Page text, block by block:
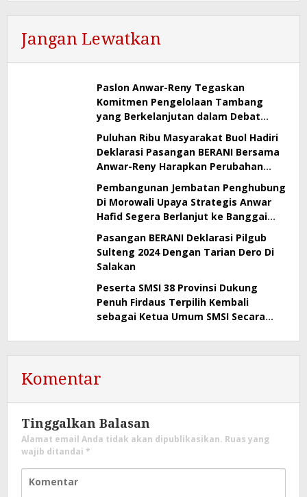
Jangan Lewatkan
Paslon Anwar-Reny Tegaskan
Komitmen Pengelolaan Tambang
yang Berkelanjutan dalam Debat
Perdana Pilgub Sulteng 2024
Puluhan Ribu Masyarakat Buol Hadiri
Deklarasi Pasangan BERANI Bersama
Anwar-Reny Harapkan Perubahan
Demi Sulteng Satu
Pembangunan Jembatan Penghubung
Di Morowali Upaya Strategis Anwar
Hafid Segera Berlanjut ke Banggai
Kepulauan dan Banggai Laut
Pasangan BERANI Deklarasi Pilgub
Sulteng 2024 Dengan Tarian Dero Di
Salakan
Peserta SMSI 38 Provinsi Dukung
Penuh Firdaus Terpilih Kembali
sebagai Ketua Umum SMSI Secara
Komentar
Tinggalkan Balasan
Alamat email Anda tidak akan dipublikasikan. Ruas yang
wajib ditandai *